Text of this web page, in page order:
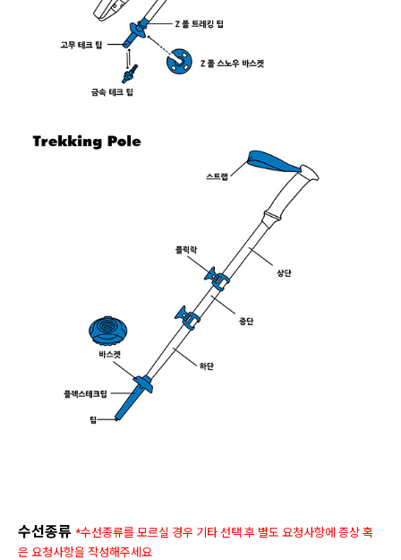
수선종류 *수선종류를 모르실 경우 기타 선택 후 별도 요청사항에 증상 혹
은 요청사항을 작성해주세요